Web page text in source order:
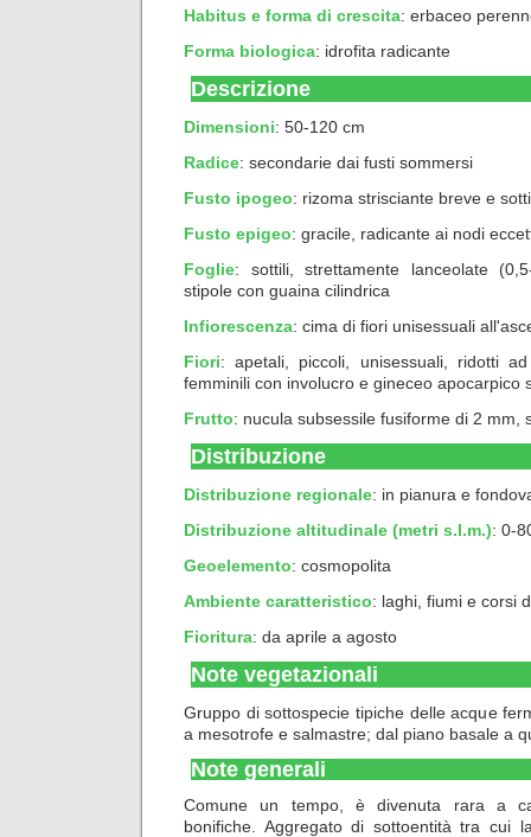
Habitus e forma di crescita: erbaceo
Forma biologica: idrofita radicante
Descrizione
Dimensioni: 50-120 cm
Radice: secondarie dai fusti sommersi
Fusto ipogeo: rizoma strisciante breve e
Fusto epigeo: gracile, radicante ai nodi
Foglie: sottili, strettamente lanceolate
stipole con guaina cilindrica
Infiorescenza: cima di fiori unisessuali
Fiori: apetali, piccoli, unisessuali, ridotti
femminili con involucro e gineceo apocarpico
Frutto: nucula subsessile fusiforme di 2 mm,
Distribuzione
Distribuzione regionale: in pianura e
Distribuzione altitudinale (metri s.l.m.): 0-
Geoelemento: cosmopolita
Ambiente caratteristico: laghi, fiumi e corsi
Fioritura: da aprile a agosto
Note vegetazionali
Gruppo di sottospecie tipiche delle acque
a mesotrofe e salmastre; dal piano basale a
Note generali
Comune un tempo, è divenuta rara a
bonifiche. Aggregato di sottoentità tra cui